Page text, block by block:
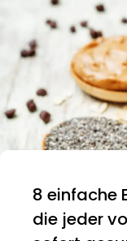
8 einfache
die jeder